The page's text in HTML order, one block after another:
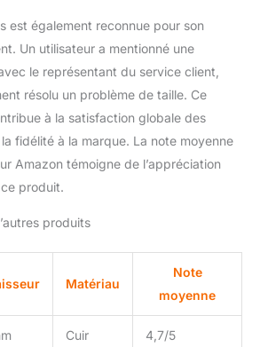
peau. Il est confortable à
porter et facile à régler,
ce qui en fait un choix
idéal. La ceinture est
moins susceptible de
causer des frottements
ou de l'inconfort.
Abordable : par rapport à
d'autres types de
soulevé de terre est une
ceinture de levage
susceptible de s'user au
signifie que vous n'aurez
est également reconnue pour son
Un utilisateur a mentionné une
le représentant du service client,
résolu un problème de taille. Ce
à la satisfaction globale des
fidélité à la marque. La note moyenne
Amazon témoigne de l’appréciation
produit.
produits
Matériau
Note
moyenne
Cuir 4,7/5